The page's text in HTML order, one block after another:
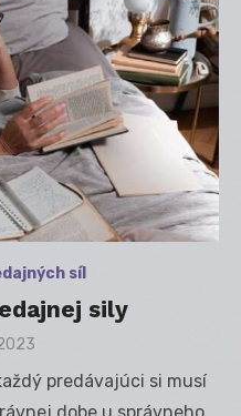
síl
sily
predávajúci si musí